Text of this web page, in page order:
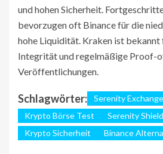
und hohen Sicherheit.
bevorzugen oft Binance für die
hohe Liquidität. Kraken ist bekannt
Integrität und regelmäßige Proof-
Veröffentlichungen.
Schlagwörter:
Serenity Exchange
Krypto Börse Test
Serenity
Krypto Sicherheit
Binance